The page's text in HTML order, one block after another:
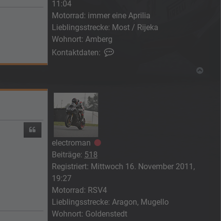
11:04
Motorrad: immer eine Aprilia
Lieblingsstrecke: Most / Rijeka
Wohnort: Amberg
Kontaktdaten:
electroman Offline
Beiträge: 518
Registriert: Mittwoch 16. November 2011,
19:27
Motorrad: RSV4
Lieblingsstrecke: Aragon, Mugello
Wohnort: Goldenstedt